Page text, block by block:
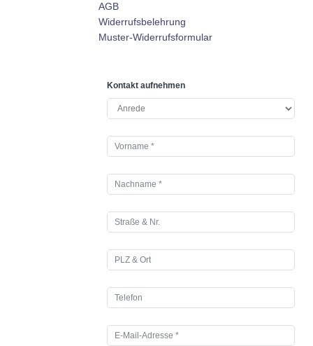
AGB
Widerrufsbelehrung
Muster-Widerrufsformular
Kontakt aufnehmen